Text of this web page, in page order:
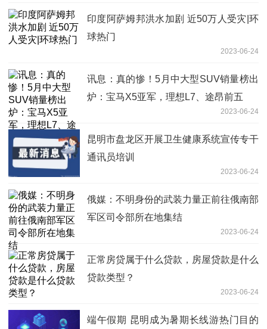
印度阿萨姆邦洪水加剧 近50万人受灾|环
球热门
2023-06-24
讯息：真的惨！5月中大型SUV销量榜出
炉：宝马X5亚军，理想L7、途昂前五
2023-06-24
昆明市盘龙区开展卫生健康系统宣传专干
通讯员培训
2023-06-24
俄媒：不明身份的武装力量正前往俄南部
军区司令部所在地集结
2023-06-24
正常房贷属于什么贷款，房屋贷款是什么
贷款类型？
2023-06-24
端午假期 昆明成为暑期长线游热门目的